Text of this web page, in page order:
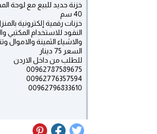
40 سم
خزنات رقمية إلكترونية
النقود للاستخدام
والاشياء الثمينة والاموال
السعر 75 دينار
للطلب من داخل الاردن
00962787589675
00962776357594
00962796833610